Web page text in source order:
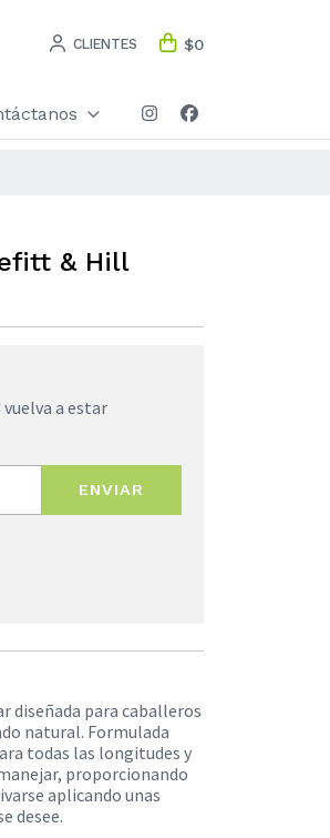
CLIENTES $0
& Hill
a estar
ENVIAR
diseñada para caballeros
natural. Formulada
todas las longitudes y
proporcionando
aplicando unas
desee.